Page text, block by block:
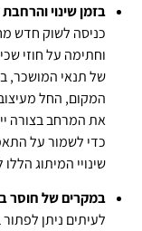
בזמן שינוי
כניסה לשוק חדש
וחתימה על חוזי
של תנאי המושכר,
המקום, החל
את המרחב בצורה
כדי לשמור על
שינויי המיתוג
במקרים של חוסר
לעיתים ניתן